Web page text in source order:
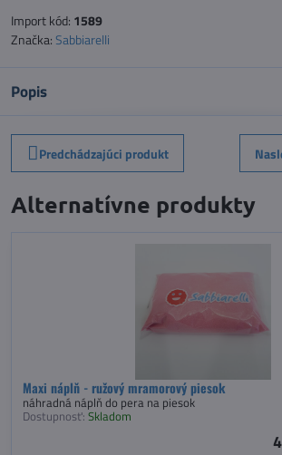
Import kód: 1589
Značka:Sabbiarelli
Popis
Predchádzajúci produkt
Alternatívne produkty
Maxi náplň - ružový mramorový piesok
náhradná náplň do pera na piesok
Dostupnosť: Skladom